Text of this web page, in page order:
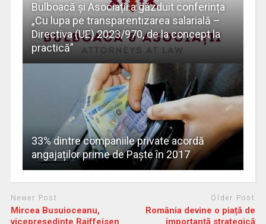
Bulboacă și Asociații a găzduit conferința
„Cu lupa pe transparentizarea salarială –
Directiva (UE) 2023/970, de la concept la
practică​”
33% dintre companiile private acordă
angajaților prime de Paște în 2017
Newer Post
Mircea Busuioceanu,
vicepreședinte Raiffeisen
Older Post
România devine o piață de
importanță strategică